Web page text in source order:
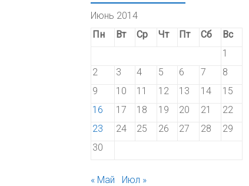
Июнь 2014
Пн
Вт Ср Чт Пт Сб
Вс
1
2
3 4 5 6 7
8
9
10 11 12 13 14
15
16
17 18 19 20 21
22
23
24 25 26 27 28
29
30
« Май Июл »